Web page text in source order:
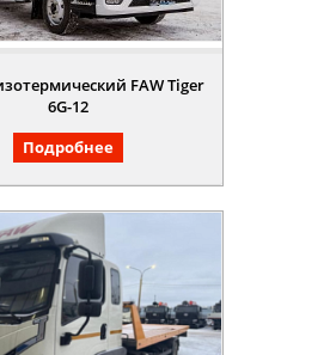
FAW Tiger
6G-12
Подробнее